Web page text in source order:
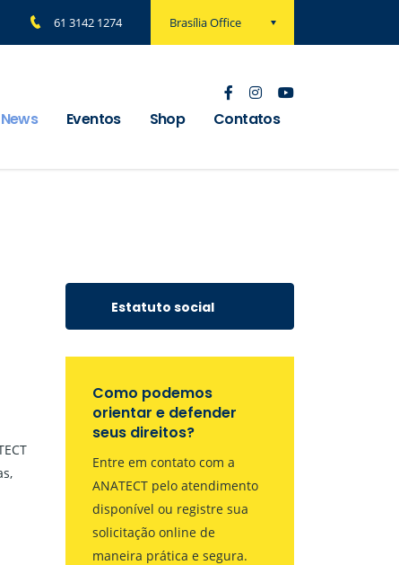
Brasília Office
61 3142 1274
News Eventos Shop Contatos
Estatuto social
Como podemos
orientar e defender
seus direitos?
Entre em contato com a
ANATECT pelo atendimento
disponível ou registre sua
solicitação online de
maneira prática e segura.